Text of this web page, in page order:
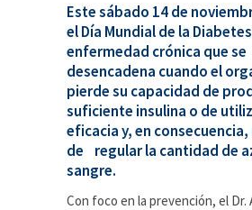
Este sábado 14 de
el Día Mundial de la
enfermedad crónica que se
desencadena cuando el
pierde su capacidad de
suficiente insulina o de
eficacia y, en consecuencia,
de regular la cantidad de
sangre.
Con foco en la prevención, el Dr.